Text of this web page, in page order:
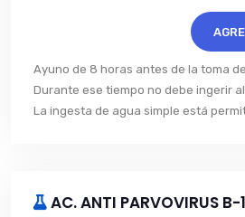
Ayuno de 8 horas antes de la toma
Durante ese tiempo no debe ingerir
La ingesta de agua simple está
AC. ANTI PARVOVIRUS